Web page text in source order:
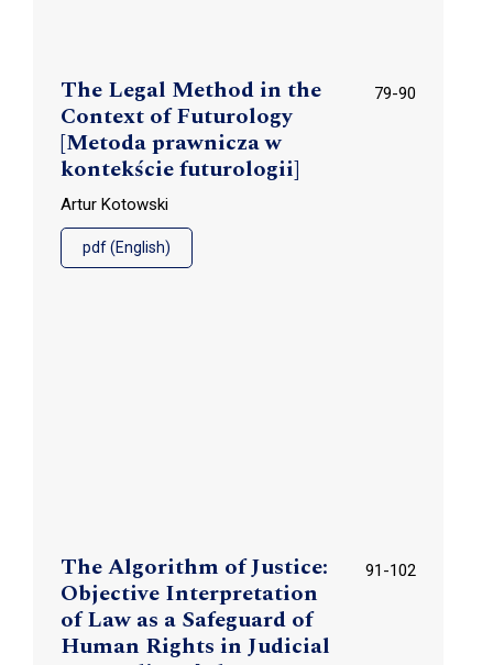
The Legal Method in the
Context of Futurology
[Metoda prawnicza w
kontekście futurologii]
79-90
Artur Kotowski
pdf (English)
The Algorithm of Justice:
Objective Interpretation
of Law as a Safeguard of
Human Rights in Judicial
91-102